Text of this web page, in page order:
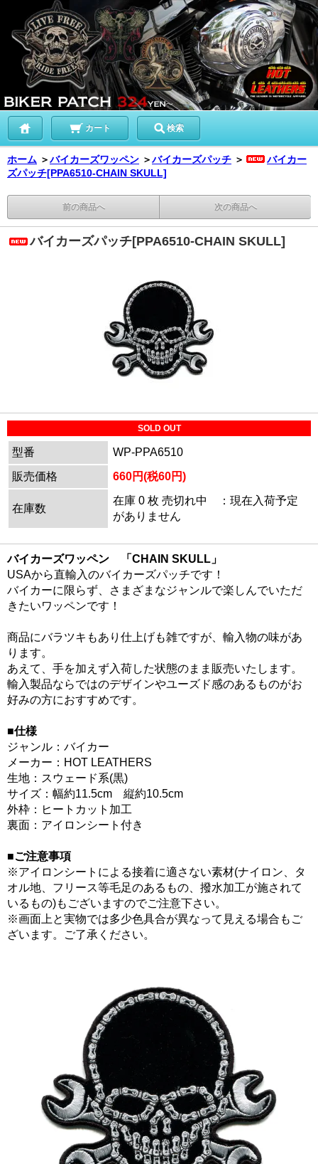
カート 検索
ホーム ＞バイカーズワッペン ＞バイカーズパッチ ＞
バイカー
ズパッチ[PPA6510-CHAIN SKULL]
前の商品へ 次の商品へ
バイカーズパッチ[PPA6510-CHAIN SKULL]
SOLD OUT
型番
WP-PPA6510
販売価格
660円(税60円)
在庫数
在庫 0 枚 売切れ中 ：現在入荷予定
がありません
バイカーズワッペン 「CHAIN SKULL」
USAから直輸入のバイカーズパッチです！
バイカーに限らず、さまざまなジャンルで楽しんでいただ
きたいワッペンです！
商品にバラツキもあり仕上げも雑ですが、輸入物の味があ
ります。
あえて、手を加えず入荷した状態のまま販売いたします。
輸入製品ならではのデザインやユーズド感のあるものがお
好みの方におすすめです。
■仕様
ジャンル：バイカー
メーカー：HOT LEATHERS
生地：スウェード系(黒)
サイズ：幅約11.5cm 縦約10.5cm
外枠：ヒートカット加工
裏面：アイロンシート付き
■ご注意事項
※アイロンシートによる接着に適さない素材(ナイロン、タ
オル地、フリース等毛足のあるもの、撥水加工が施されて
いるもの)もございますのでご注意下さい。
※画面上と実物では多少色具合が異なって見える場合もご
ざいます。ご了承ください。